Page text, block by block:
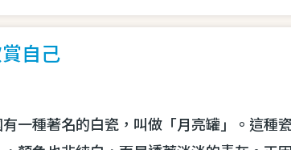
自己
一種著名的白瓷，叫做「月亮罐」。這種